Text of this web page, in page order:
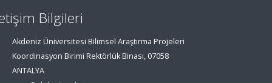
Bilgileri
Akdeniz Üniversitesi Bilimsel Araştırma Projeleri
Koordinasyon Birimi Rektörlük Binası, 07058
ANTALYA